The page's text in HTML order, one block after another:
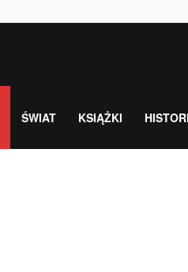
ŚWIAT KSIĄŻKI